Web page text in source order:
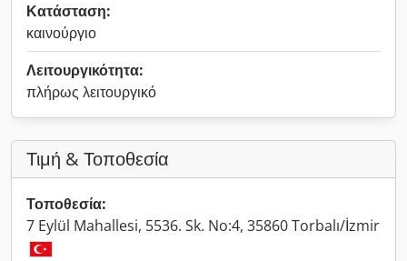
Κατάσταση:
καινούργιο
Λειτουργικότητα:
πλήρως λειτουργικό
Τιμή & Τοποθεσία
Τοποθεσία:
7 Eylül Mahallesi, 5536. Sk. No:4, 35860 Torbalı/İzmir